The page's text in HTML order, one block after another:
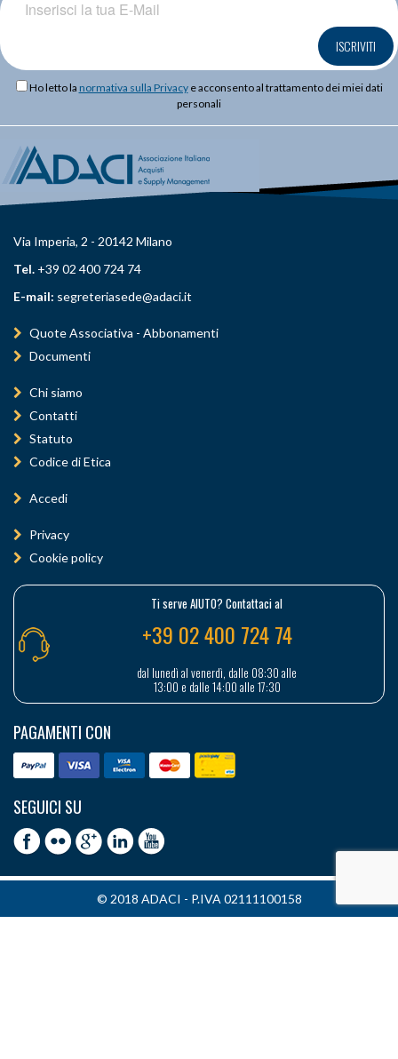
ISCRIVITI
Ho letto la normativa sulla Privacye acconsento al trattamento dei miei dati
personali
Via Imperia, 2 - 20142 Milano
Tel. +39 02 400 724 74
E-mail: segreteriasede@adaci.it
Quote Associativa - Abbonamenti
Documenti
Chi siamo
Contatti
Statuto
Codice di Etica
Accedi
Privacy
Cookie policy
Ti serve AIUTO? Contattaci al
+39 02 400 724 74
dal lunedì al venerdì, dalle 08:30 alle
13:00 e dalle 14:00 alle 17:30
PAGAMENTI CON
SEGUICI SU
© 2018 ADACI - P.IVA 02111100158